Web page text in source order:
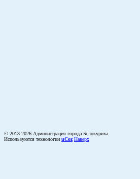
© 2013-2026 Администрация города Белокуриха
Используются технологии uCoz Наверх